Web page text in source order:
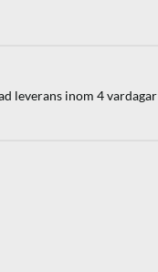
leverans inom 4 vardagar